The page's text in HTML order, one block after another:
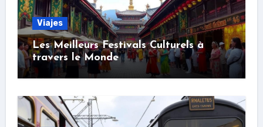
Viajes
Les Meilleurs Festivals Culturels à
travers le Monde